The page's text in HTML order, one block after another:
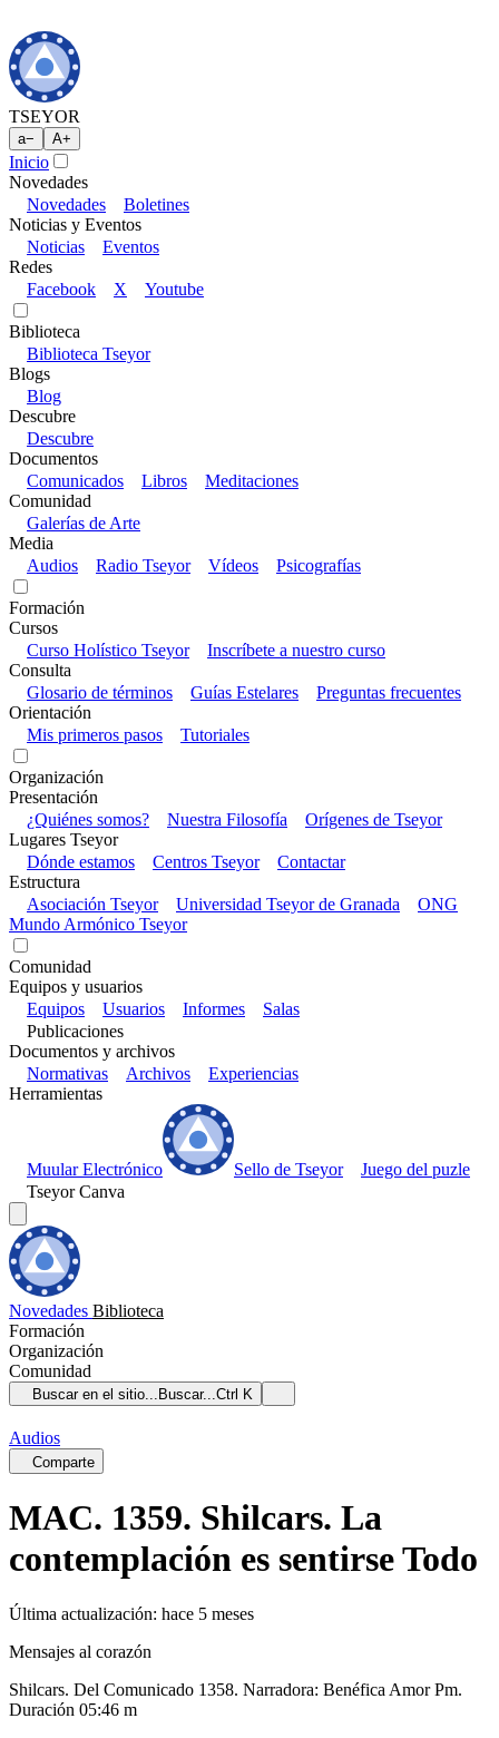
TSEYOR
a− A+
Inicio
Novedades
Novedades
Boletines
Noticias y Eventos
Noticias
Eventos
Redes
Facebook
X Youtube
Biblioteca
Biblioteca Tseyor
Blogs
Blog
Descubre
Descubre
Documentos
Comunicados
Libros
Meditaciones
Comunidad
Galerías de Arte
Media
Audios
Radio Tseyor Vídeos Psicografías
Formación
Cursos
Curso Holístico Tseyor
Inscríbete a nuestro curso
Consulta
Glosario de términos
Guías Estelares
Preguntas frecuentes
Orientación
Mis primeros pasos
Tutoriales
Organización
Presentación
¿Quiénes somos?
Nuestra Filosofía
Orígenes de Tseyor
Lugares Tseyor
Dónde estamos
Centros Tseyor
Contactar
Estructura
Asociación Tseyor
Universidad Tseyor de Granada
ONG
Mundo Armónico Tseyor
Comunidad
Equipos y usuarios
Equipos
Usuarios Informes
Salas
Publicaciones
Documentos y archivos
Normativas
Archivos
Experiencias
Herramientas
Muular Electrónico Sello de Tseyor
Juego del puzle
Tseyor Canva
Novedades Biblioteca
Formación
Organización
Comunidad
Buscar en el sitio... Buscar...Ctrl K
Audios
Comparte
MAC. 1359. Shilcars. La
contemplación es sentirse Todo
Última actualización: hace 5 meses
Mensajes al corazón
Shilcars. Del Comunicado 1358. Narradora: Benéfica Amor Pm.
Duración 05:46 m